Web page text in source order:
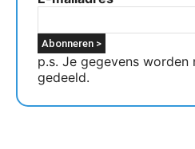
p.s. Je gegevens
gedeeld.